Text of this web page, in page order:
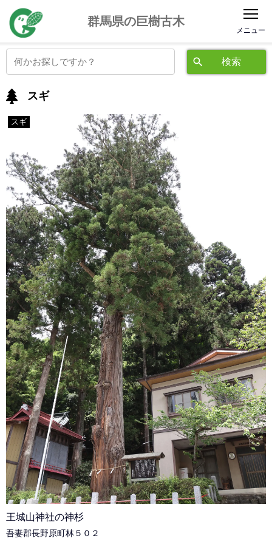
群馬県の巨樹古木
スギ
スギ
王城山神社の神杉
吾妻郡長野原町林５０２